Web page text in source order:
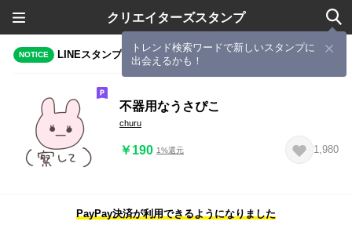
クリエイターズスタンプ
トレンド検索ワードで新しいスタンプに
出会えるかも！
NOTICE LINEスタンプメーカーで作成されたスタンプ
不器用なうさぴこ
churu
￥190 1%還元 1,980
PayPay決済が利用できるようになりました